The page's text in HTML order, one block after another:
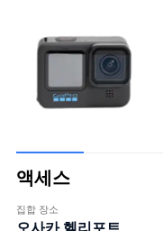
액세스
집합 장소